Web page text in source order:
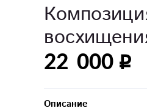
22 000
Описание